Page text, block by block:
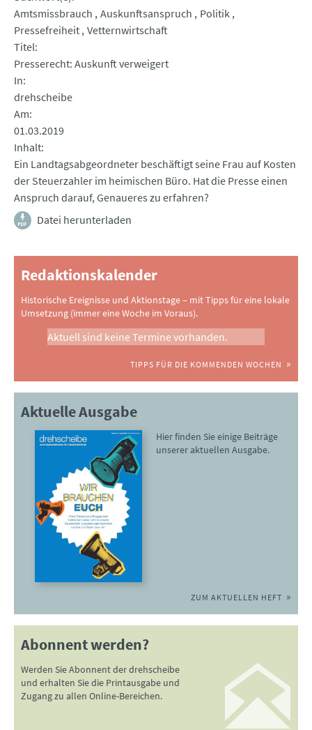
Amtsmissbrauch Auskunftsanspruch
Politik
Pressefreiheit Vetternwirtschaft
Titel
Presserecht: Auskunft verweigert
In
drehscheibe
Am
01.03.2019
Inhalt
Ein Landtagsabgeordneter beschäftigt seine Frau auf Kosten
der Steuerzahler im heimischen Büro. Hat die Presse einen
Anspruch darauf, Genaueres zu erfahren?
Datei herunterladen
Redaktionskalender
Historische Ereignisse und Aktionstage – mit Tipps für eine lokale
Umsetzung (immer eine Woche im Voraus).
Aktuell sind keine Termine vorhanden.
TIPPS FÜR DIE KOMMENDEN WOCHEN
Aktuelle Ausgabe
Hier finden Sie einige Beiträge
unserer aktuellen Ausgabe.
ZUM AKTUELLEN HEFT
Abonnent werden?
Werden Sie Abonnent der drehscheibe
und erhalten Sie die Printausgabe und
Zugang zu allen Online-Bereichen.